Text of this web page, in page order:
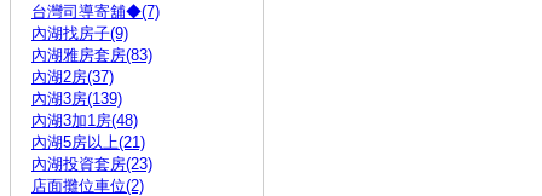
台灣司導寄舖◆(7)
內湖找房子(9)
內湖雅房套房(83)
內湖2房(37)
內湖3房(139)
內湖3加1房(48)
內湖5房以上(21)
內湖投資套房(23)
店面攤位車位(2)